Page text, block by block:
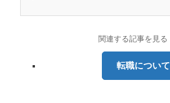
関連する記事を見る
転職について